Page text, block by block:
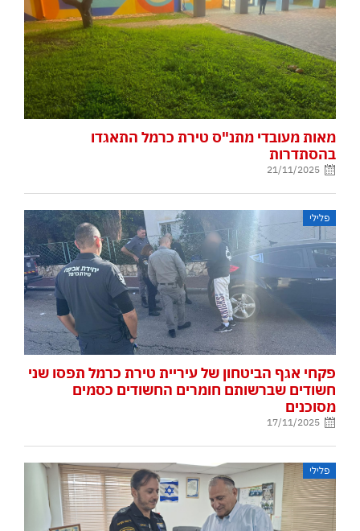
מאות מעובדי מתנ"ס טירת כרמל התאגדו
בהסתדרות
21/11/2025
פלילי
פקחי אגף הביטחון של עיריית טירת כרמל תפסו שני
חשודים שברשותם חומרים החשודים כסמים
מסוכנים
17/11/2025
פלילי